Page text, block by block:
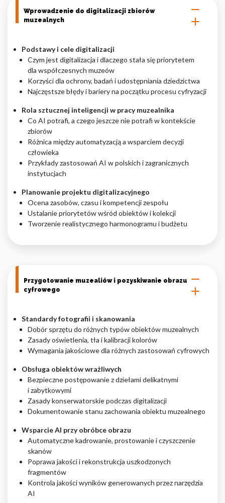
Wprowadzenie do digitalizacji zbiorów
muzealnych
Podstawy i cele digitalizacji
Czym jest digitalizacja i dlaczego stała się priorytetem
dla współczesnych muzeów
Korzyści dla ochrony, badań i udostępniania dziedzictwa
Najczęstsze błędy i bariery na początku procesu cyfryzacji
Rola sztucznej inteligencji w pracy muzealnika
Co AI potrafi, a czego jeszcze nie potrafi w kontekście
zbiorów
Różnica między automatyzacją a wsparciem decyzji
człowieka
Przykłady zastosowań AI w polskich i zagranicznych
instytucjach
Planowanie projektu digitalizacyjnego
Ocena zasobów, czasu i kompetencji zespołu
Ustalanie priorytetów wśród obiektów i kolekcji
Tworzenie realistycznego harmonogramu i budżetu
Przygotowanie muzealiów i pozyskiwanie obrazu
cyfrowego
Standardy fotografii i skanowania
Dobór sprzętu do różnych typów obiektów muzealnych
Zasady oświetlenia, tła i kalibracji kolorów
Wymagania jakościowe dla różnych zastosowań cyfrowych
Obsługa obiektów wrażliwych
Bezpieczne postępowanie z dziełami delikatnymi
i zabytkowymi
Zasady konserwatorskie podczas digitalizacji
Dokumentowanie stanu zachowania obiektu muzealnego
Wsparcie AI przy obróbce obrazu
Automatyczne kadrowanie, prostowanie i czyszczenie
skanów
Poprawa jakości i rekonstrukcja uszkodzonych
fragmentów
Kontrola jakości wyników generowanych przez narzędzia
AI
Nieklasyfikowane pliki cookie, to pliki, które są w procesie
klasyfikowania, wraz z dostawcami poszczególnych ciasteczek.
Odrzuć
Zapisz moje preferencje
Akceptuj wszystko